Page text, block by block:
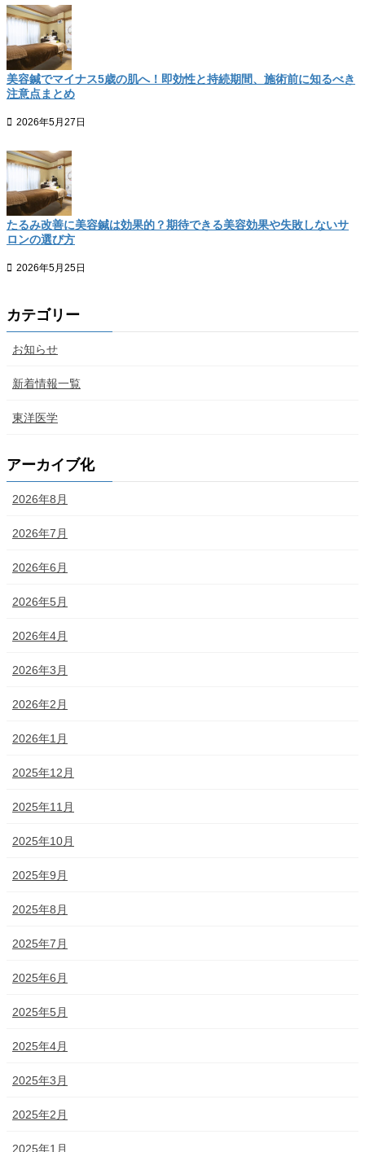
美容鍼でマイナス5歳の肌へ！即効性と持続期間、施術前に知るべき
注意点まとめ
2026年5月27日
たるみ改善に美容鍼は効果的？期待できる美容効果や失敗しないサ
ロンの選び方
2026年5月25日
カテゴリー
お知らせ
新着情報一覧
東洋医学
アーカイブ化
2026年8月
2026年7月
2026年6月
2026年5月
2026年4月
2026年3月
2026年2月
2026年1月
2025年12月
2025年11月
2025年10月
2025年9月
2025年8月
2025年7月
2025年6月
2025年5月
2025年4月
2025年3月
2025年2月
2025年1月